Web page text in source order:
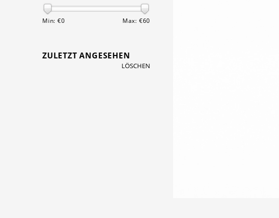
Min: €0 Max: €60
ZULETZT ANGESEHEN
LÖSCHEN